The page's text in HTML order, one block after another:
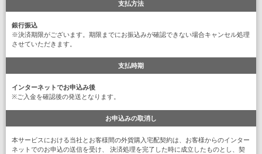
支払方法
銀行振込
※決済期限がございます。期限までにお振込みが確認できない場合キャンセル処理
させていただきます。
支払時期
インターネットでお申込み後
※ご入金を確認後の発送となります。
お申込みの取消し
本サービスにおける当社とお客様間の外貨購入宅配契約は、お客様からのインター
ネットでのお申込の送信を受け、 決済処理を完了した時に成立したものとし、契